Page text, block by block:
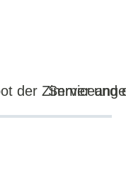
der Zimmer und